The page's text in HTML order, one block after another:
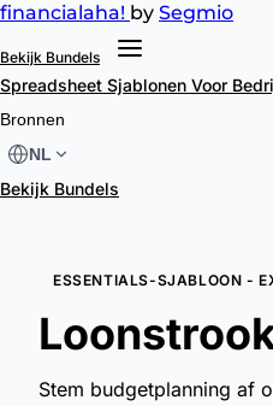
financialaha! by Segmio
Bekijk Bundels
Spreadsheet Sjablonen Voor
Bronnen
NL
Bekijk Bundels
ESSENTIALS-SJABLOON -
Stem budgetplanning af